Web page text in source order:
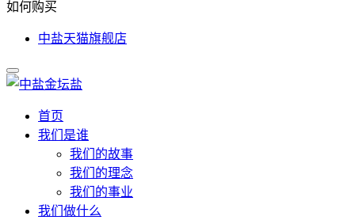
如何购买
中盐天猫旗舰店
首页
我们是谁
我们的故事
我们的理念
我们的事业
我们做什么